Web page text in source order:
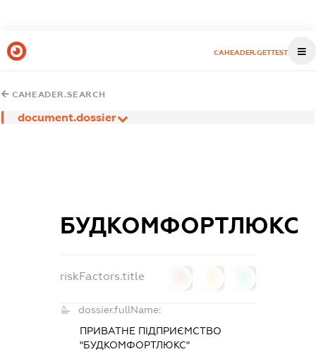
CAHEADER.GETTEST
CAHEADER.SEARCH
document.dossier
БУДКОМФОРТЛЮКС
riskFactors.title
dossier.fullName:
ПРИВАТНЕ ПІДПРИЄМСТВО
"БУДКОМФОРТЛЮКС"